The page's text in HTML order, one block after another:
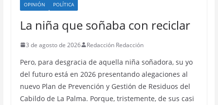
OPINIÓN
POLÍTICA
La niña que soñaba con reciclar
3 de agosto de 2026 Redacción Redacción
Pero, para desgracia de aquella niña soñadora, su yo
del futuro está en 2026 presentando alegaciones al
nuevo Plan de Prevención y Gestión de Residuos del
Cabildo de La Palma. Porque, tristemente, de sus casi